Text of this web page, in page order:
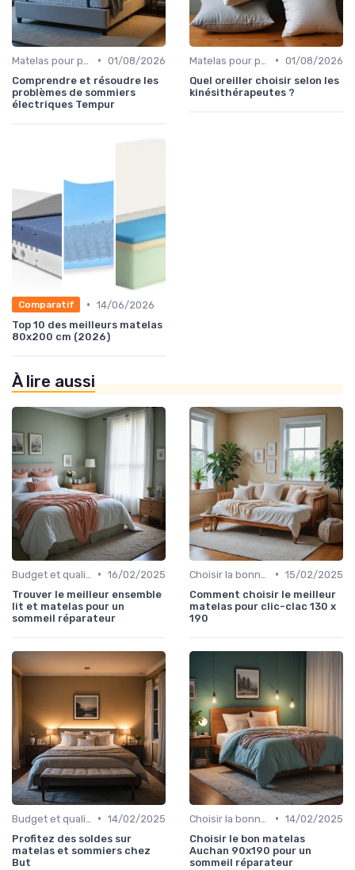
• 01/08/2026
Comprendre et résoudre les
problèmes de sommiers
électriques Tempur
• 01/08/2026
Quel oreiller choisir selon les
kinésithérapeutes ?
Comparatif • 14/06/2026
Top 10 des meilleurs matelas
80x200 cm (2026)
À lire aussi
• 16/02/2025
Trouver le meilleur ensemble
lit et matelas pour un
sommeil réparateur
• 15/02/2025
Comment choisir le meilleur
matelas pour clic-clac 130 x
190
• 14/02/2025
Profitez des soldes sur
matelas et sommiers chez
But
• 14/02/2025
Choisir le bon matelas
Auchan 90x190 pour un
sommeil réparateur